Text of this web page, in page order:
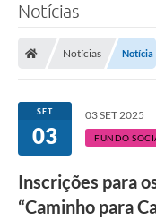
Notícias
Notícias Notícia
SET
03
03 SET 2025
FUNDO
Inscrições para
“Caminho para